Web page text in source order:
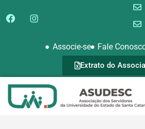
Associe-se Fale
Extrato do